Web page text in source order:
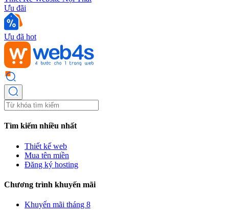
Ưu đãi
Ưu đã hot
Tìm kiếm nhiều nhất
Thiết kế web
Mua tên miền
Đăng ký hosting
Chương trình khuyến mãi
Khuyến mãi tháng 8